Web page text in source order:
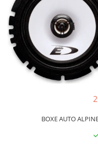
Plase portbagaj
Tavite portbagaj auto
Pachete Audio
Accesorii Sisteme Audio
Conectica
Cupla carkit
BOXE AUTO